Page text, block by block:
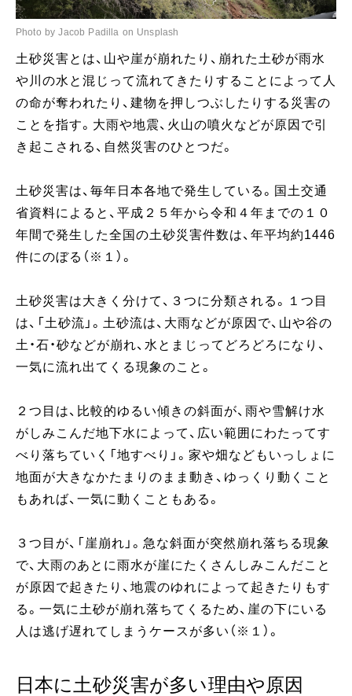
Photo by Jacob Padilla on Unsplash
土砂災害とは、山や崖が崩れたり、崩れた土砂が雨水
や川の水と混じって流れてきたりすることによって人
の命が奪われたり、建物を押しつぶしたりする災害の
ことを指す。大雨や地震、火山の噴火などが原因で引
き起こされる、自然災害のひとつだ。
土砂災害は、毎年日本各地で発生している。国土交通
省資料によると、平成２５年から令和４年までの１０
年間で発生した全国の土砂災害件数は、年平均約1446
件にのぼる（※１）。
土砂災害は大きく分けて、３つに分類される。１つ目
は、「土砂流」。土砂流は、大雨などが原因で、山や谷の
土・石・砂などが崩れ、水とまじってどろどろになり、
一気に流れ出てくる現象のこと。
２つ目は、比較的ゆるい傾きの斜面が、雨や雪解け水
がしみこんだ地下水によって、広い範囲にわたってす
べり落ちていく「地すべり」。家や畑などもいっしょに
地面が大きなかたまりのまま動き、ゆっくり動くこと
もあれば、一気に動くこともある。
３つ目が、「崖崩れ」。急な斜面が突然崩れ落ちる現象
で、大雨のあとに雨水が崖にたくさんしみこんだこと
が原因で起きたり、地震のゆれによって起きたりもす
る。一気に土砂が崩れ落ちてくるため、崖の下にいる
人は逃げ遅れてしまうケースが多い（※１）。
日本に土砂災害が多い理由や原因